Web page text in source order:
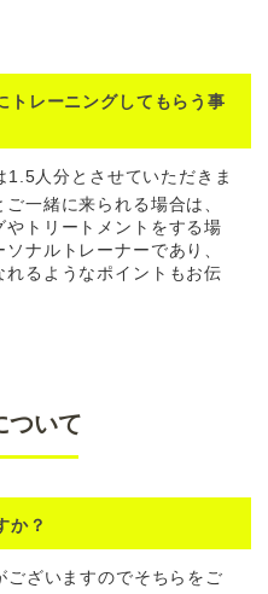
トレーニングしてもらう事
人分とさせていただきま
一緒に来られる場合は、
トリートメントをする場
ナルトレーナーであり、
るようなポイントもお伝
ついて
か？
ざいますのでそちらをご